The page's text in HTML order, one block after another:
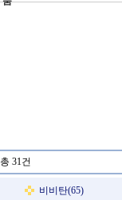
총 31건
비비탄(65)